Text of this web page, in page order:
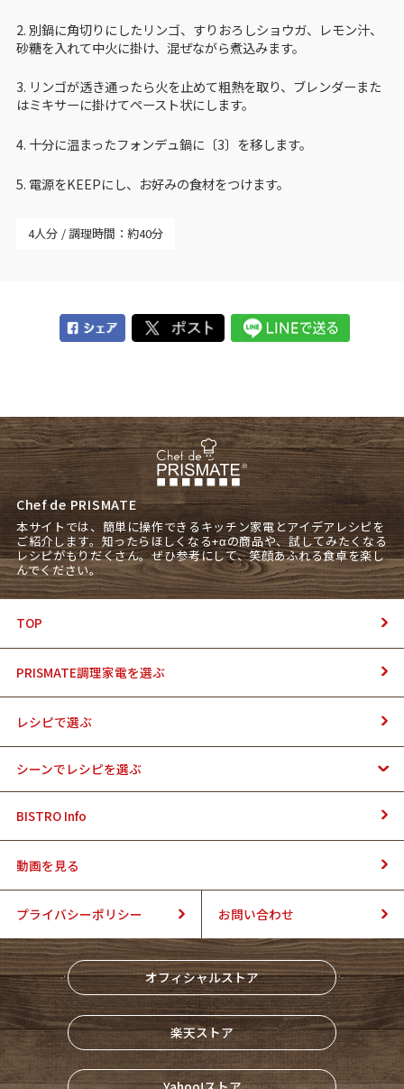
2. 別鍋に角切りにしたリンゴ、すりおろしショウガ、レモン汁、
砂糖を入れて中火に掛け、混ぜながら煮込みます。
3. リンゴが透き通ったら火を止めて粗熱を取り、ブレンダーまた
はミキサーに掛けてペースト状にします。
4. 十分に温まったフォンデュ鍋に〔3〕を移します。
5. 電源をKEEPにし、お好みの食材をつけます。
4人分 調理時間：約40分
Chef de PRISMATE
本サイトでは、簡単に操作できるキッチン家電とアイデアレシピを
ご紹介します。知ったらほしくなる+αの商品や、試してみたくなる
レシピがもりだくさん。ぜひ参考にして、笑顔あふれる食卓を楽し
んでください。
TOP
PRISMATE調理家電を選ぶ
レシピで選ぶ
シーンでレシピを選ぶ
BISTRO Info
動画を見る
プライバシーポリシー お問い合わせ
オフィシャルストア
楽天ストア